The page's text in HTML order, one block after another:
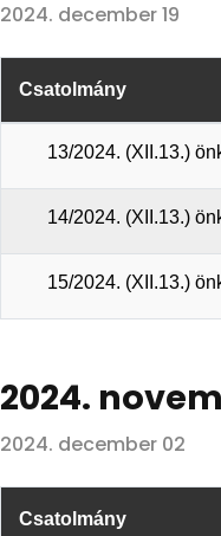
2024. december 19
Csatolmány
13/2024. (XII.13.)
14/2024. (XII.13.)
15/2024. (XII.13.)
2024.
2024. december 02
Csatolmány